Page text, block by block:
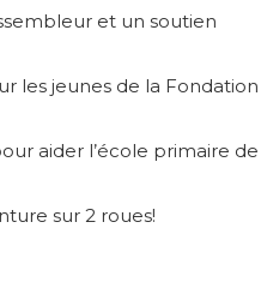
et un soutien
les jeunes de la Fondation
aider l’école primaire de
sur 2 roues!